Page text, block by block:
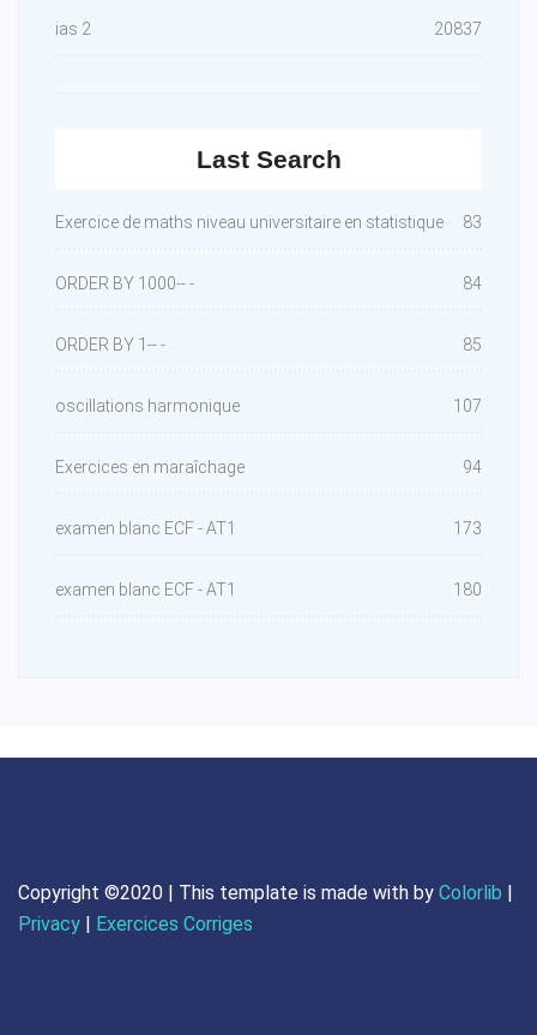
ias 2 20837
Last Search
Exercice de maths niveau universitaire en statistique 83
ORDER BY 1000-- - 84
ORDER BY 1-- - 85
oscillations harmonique 107
Exercices en maraîchage 94
examen blanc ECF - AT1 173
examen blanc ECF - AT1 180
Copyright ©2020 | This template is made with by Colorlib
Privacy
Exercices Corriges